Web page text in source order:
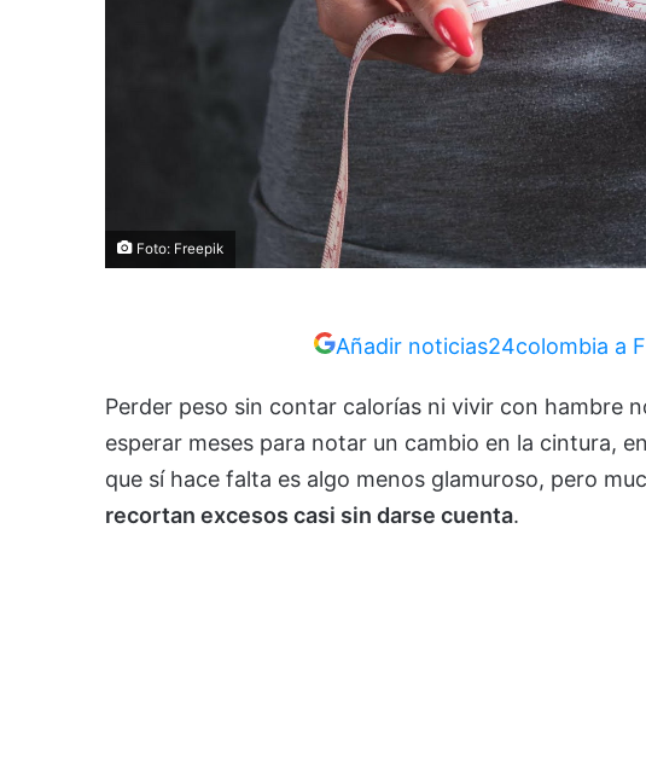
Foto: Freepik
Añadir noticias24colombia a
Perder peso sin contar calorías ni vivir con hambre
esperar meses para notar un cambio en la cintura,
que sí hace falta es algo menos glamuroso, pero
recortan excesos casi sin darse cuenta.